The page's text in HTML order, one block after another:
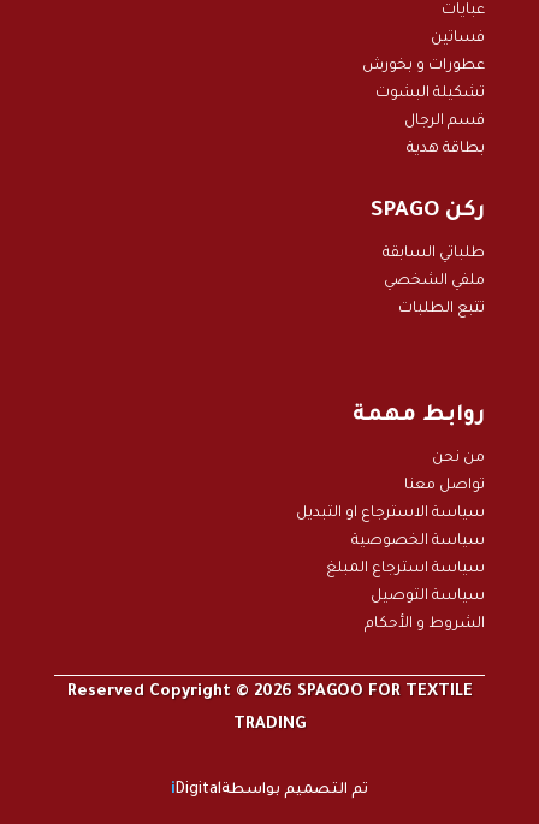
عبايات
فساتين
عطورات و بخورش
تشكيلة البشوت
قسم الرجال
بطاقة هدية
ركن SPAGO
طلباتي السابقة
ملفي الشخصي
تتبع الطلبات
روابط مهمة
من نحن
تواصل معنا
سياسة الاسترجاع او التبديل
سياسة الخصوصية
سياسة استرجاع المبلغ
سياسة التوصيل
الشروط و الأحكام
Reserved Copyright © 2026 SPAGOO FOR TEXTILE
TRADING
تم التصميم بواسطة iDigital